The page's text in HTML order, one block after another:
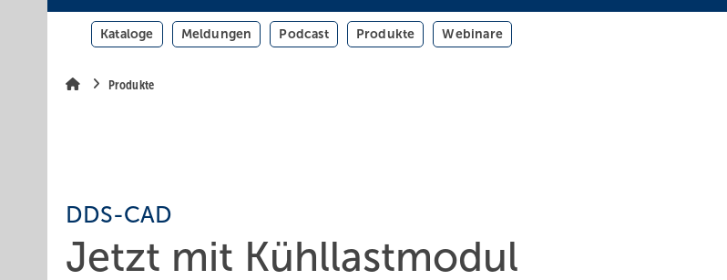
Kataloge Meldungen Podcast Produkte Webinare
Produkte
DDS-CAD
Jetzt mit Kühllastmodul